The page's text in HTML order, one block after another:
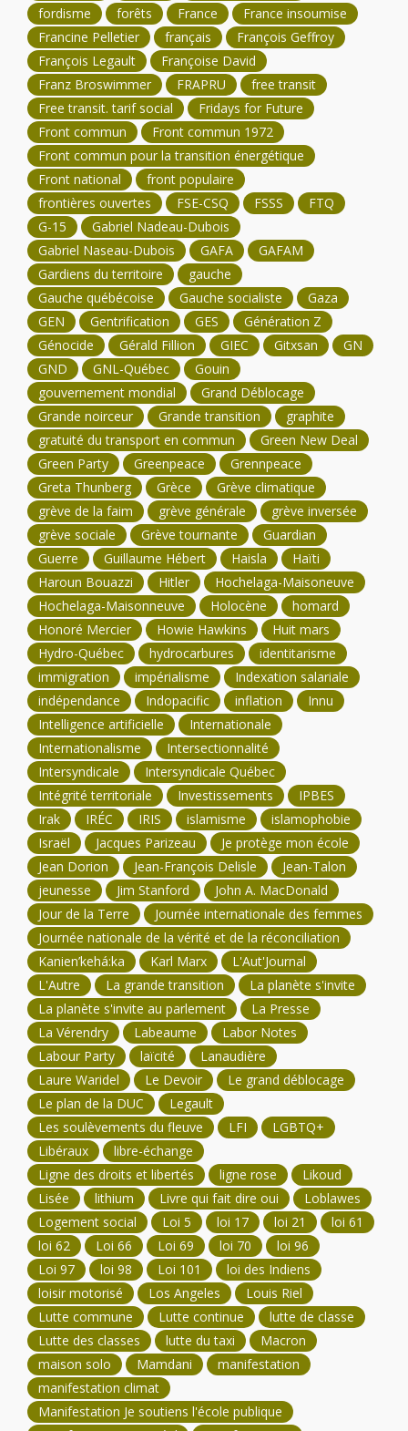
fordisme
forêts France
France insoumise
Francine Pelletier
français
François Geffroy
François Legault
Françoise David
Franz Broswimmer
FRAPRU
free transit
Free transit. tarif social
Fridays for Future
Front commun
Front commun 1972
Front commun pour la transition énergétique
Front national
front populaire
frontières ouvertes
FSE-CSQ FSSS
FTQ
G-15
Gabriel Nadeau-Dubois
Gabriel Naseau-Dubois
GAFA
GAFAM
Gardiens du territoire
gauche
Gauche québécoise
Gauche socialiste
Gaza
GEN
Gentrification GES
Génération Z
Génocide
Gérald Fillion GIEC Gitxsan
GN
GND
GNL-Québec
Gouin
gouvernement mondial
Grand Déblocage
Grande noirceur
Grande transition
graphite
gratuité du transport en commun
Green New Deal
Green Party
Greenpeace
Grennpeace
Greta Thunberg
Grèce
Grève climatique
grève de la faim
grève générale
grève inversée
grève sociale
Grève tournante
Guardian
Guerre
Guillaume Hébert Haisla
Haïti
Haroun Bouazzi
Hitler
Hochelaga-Maisoneuve
Hochelaga-Maisonneuve
Holocène
homard
Honoré Mercier
Howie Hawkins
Huit mars
Hydro-Québec
hydrocarbures
identitarisme
immigration
impérialisme
Indexation salariale
indépendance
Indopacific inflation
Innu
Intelligence artificielle
Internationale
Internationalisme
Intersectionnalité
Intersyndicale
Intersyndicale Québec
Intégrité territoriale
Investissements
IPBES
Irak
IRÉC IRIS islamisme
islamophobie
Israël
Jacques Parizeau
Je protège mon école
Jean Dorion
Jean-François Delisle
Jean-Talon
jeunesse
Jim Stanford
John A. MacDonald
Jour de la Terre
Journée internationale des femmes
Journée nationale de la vérité et de la réconciliation
Kanien’kehá:ka
Karl Marx
L'Aut'Journal
L'Autre
La grande transition
La planète s'invite
La planète s'invite au parlement
La Presse
La Vérendry
Labeaume
Labor Notes
Labour Party
laïcité
Lanaudière
Laure Waridel
Le Devoir
Le grand déblocage
Le plan de la DUC
Legault
Les soulèvements du fleuve
LFI
LGBTQ+
Libéraux
libre-échange
Ligne des droits et libertés
ligne rose
Likoud
Lisée
lithium Livre qui fait dire oui
Loblawes
Logement social
Loi 5 loi 17 loi 21
loi 61
loi 62
Loi 66 Loi 69 loi 70
loi 96
Loi 97
loi 98 Loi 101
loi des Indiens
loisir motorisé
Los Angeles
Louis Riel
Lutte commune
Lutte continue
lutte de classe
Lutte des classes
lutte du taxi
Macron
maison solo
Mamdani
manifestation
manifestation climat
Manifestation Je soutiens l'école publique